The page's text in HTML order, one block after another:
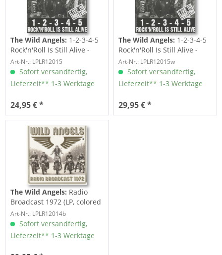
The Wild Angels: 1-2-3-4-5
Rock'n'Roll Is Still Alive -
Live In...
Art-Nr.: LPLR12015
Sofort versandfertig,
Lieferzeit** 1-3 Werktage
24,95 € *
The Wild Angels: 1-2-3-4-5
Rock'n'Roll Is Still Alive -
Live In...
Art-Nr.: LPLR12015w
Sofort versandfertig,
Lieferzeit** 1-3 Werktage
29,95 € *
The Wild Angels: Radio
Broadcast 1972 (LP, colored
Vinyl)
Art-Nr.: LPLR12014b
Sofort versandfertig,
Lieferzeit** 1-3 Werktage